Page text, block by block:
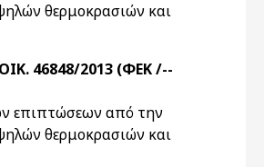
θερμοκρασιών και
46848/2013 (ΦΕΚ /--
επιπτώσεων από την
θερμοκρασιών και